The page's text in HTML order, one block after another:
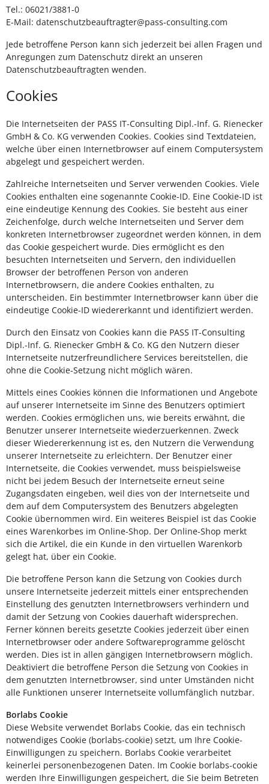
Tel.: 06021/3881-0
E-Mail: datenschutzbeauftragter@pass-consulting.com
Jede betroffene Person kann sich jederzeit bei allen Fragen und
Anregungen zum Datenschutz direkt an unseren
Datenschutzbeauftragten wenden.
Cookies
Die Internetseiten der PASS IT-Consulting Dipl.-Inf. G. Rienecker
GmbH & Co. KG verwenden Cookies. Cookies sind Textdateien,
welche über einen Internetbrowser auf einem Computersystem
abgelegt und gespeichert werden.
Zahlreiche Internetseiten und Server verwenden Cookies. Viele
Cookies enthalten eine sogenannte Cookie-ID. Eine Cookie-ID ist
eine eindeutige Kennung des Cookies. Sie besteht aus einer
Zeichenfolge, durch welche Internetseiten und Server dem
konkreten Internetbrowser zugeordnet werden können, in dem
das Cookie gespeichert wurde. Dies ermöglicht es den
besuchten Internetseiten und Servern, den individuellen
Browser der betroffenen Person von anderen
Internetbrowsern, die andere Cookies enthalten, zu
unterscheiden. Ein bestimmter Internetbrowser kann über die
eindeutige Cookie-ID wiedererkannt und identifiziert werden.
Durch den Einsatz von Cookies kann die PASS IT-Consulting
Dipl.-Inf. G. Rienecker GmbH & Co. KG den Nutzern dieser
Internetseite nutzerfreundlichere Services bereitstellen, die
ohne die Cookie-Setzung nicht möglich wären.
Mittels eines Cookies können die Informationen und Angebote
auf unserer Internetseite im Sinne des Benutzers optimiert
werden. Cookies ermöglichen uns, wie bereits erwähnt, die
Benutzer unserer Internetseite wiederzuerkennen. Zweck
dieser Wiedererkennung ist es, den Nutzern die Verwendung
unserer Internetseite zu erleichtern. Der Benutzer einer
Internetseite, die Cookies verwendet, muss beispielsweise
nicht bei jedem Besuch der Internetseite erneut seine
Zugangsdaten eingeben, weil dies von der Internetseite und
dem auf dem Computersystem des Benutzers abgelegten
Cookie übernommen wird. Ein weiteres Beispiel ist das Cookie
eines Warenkorbes im Online-Shop. Der Online-Shop merkt
sich die Artikel, die ein Kunde in den virtuellen Warenkorb
gelegt hat, über ein Cookie.
Die betroffene Person kann die Setzung von Cookies durch
unsere Internetseite jederzeit mittels einer entsprechenden
Einstellung des genutzten Internetbrowsers verhindern und
damit der Setzung von Cookies dauerhaft widersprechen.
Ferner können bereits gesetzte Cookies jederzeit über einen
Internetbrowser oder andere Softwareprogramme gelöscht
werden. Dies ist in allen gängigen Internetbrowsern möglich.
Deaktiviert die betroffene Person die Setzung von Cookies in
dem genutzten Internetbrowser, sind unter Umständen nicht
alle Funktionen unserer Internetseite vollumfänglich nutzbar.
Borlabs Cookie
Diese Website verwendet Borlabs Cookie, das ein technisch
notwendiges Cookie (borlabs-cookie) setzt, um Ihre Cookie-
Einwilligungen zu speichern. Borlabs Cookie verarbeitet
keinerlei personenbezogenen Daten. Im Cookie borlabs-cookie
werden Ihre Einwilligungen gespeichert, die Sie beim Betreten